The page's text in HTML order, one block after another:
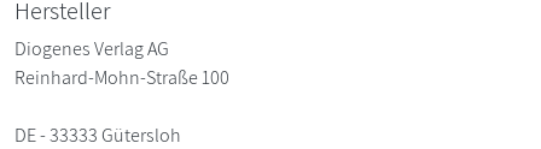
Hersteller
Diogenes Verlag AG
Reinhard-Mohn-Straße 100
DE - 33333 Gütersloh